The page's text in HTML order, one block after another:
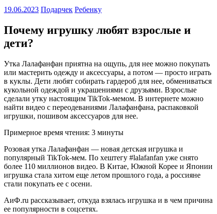
19.06.2023 Подарчек Ребенку
Почему игрушку любят взрослые и
дети?
Утка Лалафанфан приятна на ощупь, для нее можно покупать
или мастерить одежду и аксессуары, а потом — просто играть
в куклы. Дети любят собирать гардероб для нее, обмениваться
кукольной одеждой и украшениями с друзьями. Взрослые
сделали утку настоящим TikTok-мемом. В интернете можно
найти видео с переодеваниями Лалафанфана, распаковкой
игрушки, пошивом аксессуаров для нее.
Примерное время чтения: 3 минуты
Розовая утка Лалафанфан — новая детская игрушка и
популярный TikTok-мем. По хештегу #lalafanfan уже снято
более 110 миллионов видео. В Китае, Южной Корее и Японии
игрушка стала хитом еще летом прошлого года, а россияне
стали покупать ее с осени.
АиФ.ru рассказывает, откуда взялась игрушка и в чем причина
ее популярности в соцсетях.